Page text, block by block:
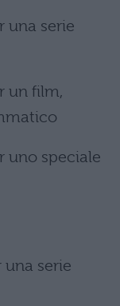
una serie
un film,
uno speciale
serie